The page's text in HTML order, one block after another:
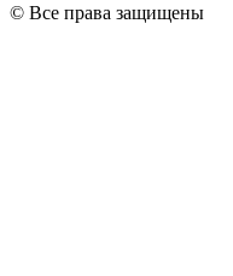
© Все права защищены